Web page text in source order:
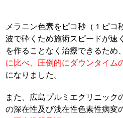
メラニン色素をピコ秒（１ピコ
波で砕くため施術スピードが速
を作ることなく治療できるため、
に比べ、圧倒的にダウンタイム
になりました。
また、広島プルミエクリニック
の深在性及び浅在性色素性病変